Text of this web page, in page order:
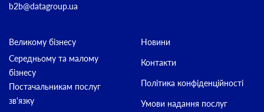
b2b@datagroup.ua
Великому бізнесу
Середньому та малому
бізнесу
Постачальникам послуг
зв'язку
Новини
Контакти
Політика конфіденційності
Умови надання послуг